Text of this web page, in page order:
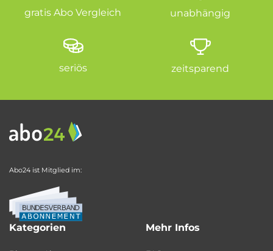
gratis Abo Vergleich unabhängig
seriös zeitsparend
Abo24 ist Mitglied im:
Kategorien Mehr Infos